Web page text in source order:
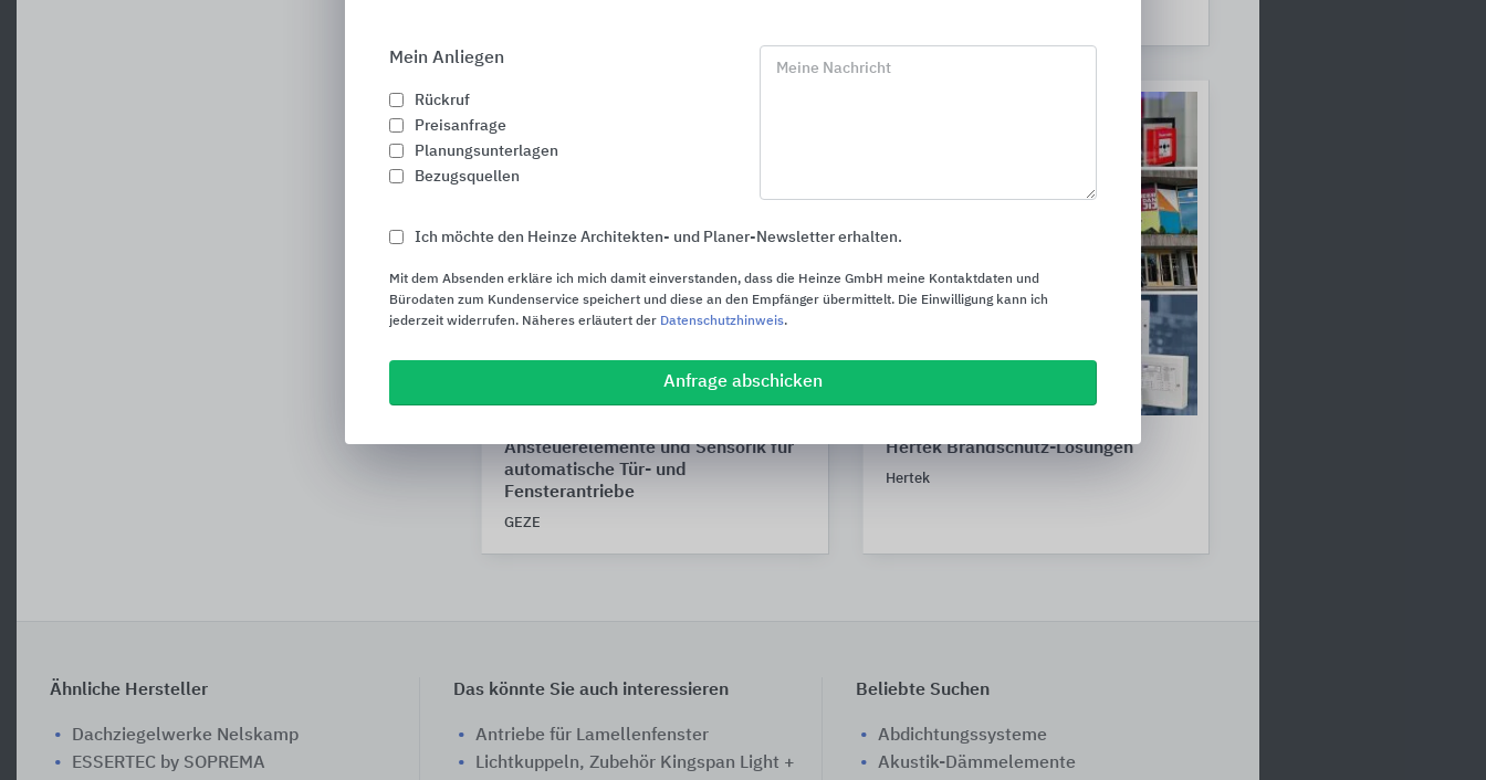
Ansteuerelemente und Sensorik für
automatische Tür- und
Fensterantriebe
GEZE
Hertek Brandschutz-Lösungen
Hertek
Ähnliche Hersteller
Dachziegelwerke Nelskamp
ESSERTEC by SOPREMA
Das könnte Sie auch interessieren
Antriebe für Lamellenfenster
Lichtkuppeln, Zubehör Kingspan Light +
Beliebte Suchen
Abdichtungssysteme
Akustik-Dämmelemente
Mein Anliegen
Rückruf
Preisanfrage
Planungsunterlagen
Bezugsquellen
Meine Nachricht
Ich möchte den Heinze Architekten- und Planer-Newsletter erhalten.
Mit dem Absenden erkläre ich mich damit einverstanden, dass die Heinze GmbH meine Kontaktdaten und
Bürodaten zum Kundenservice speichert und diese an den Empfänger übermittelt. Die Einwilligung kann ich
jederzeit widerrufen. Näheres erläutert der Datenschutzhinweis.
Anfrage abschicken